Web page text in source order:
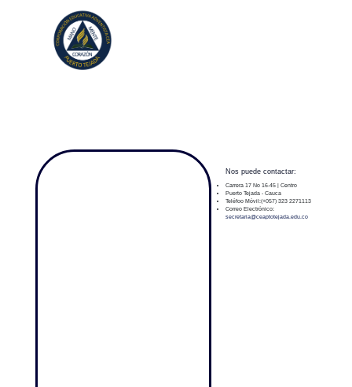
Nos puede contactar:
Carrera 17 No 16-45 | Centro
Puerto Tejada - Cauca
Teléfoo Móvil:(+057) 323 2271113
Correo Electrónico:
secretaria@ceaptotejada.edu.co